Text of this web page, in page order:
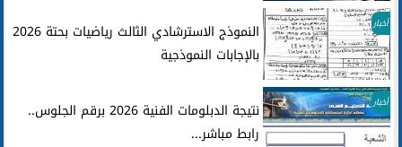
أخبار
النموذج الاسترشادي الثالث رياضيات بحتة 2026
بالإجابات النموذجية
أخبار
نتيجة الدبلومات الفنية 2026 برقم الجلوس..
رابط مباشر...